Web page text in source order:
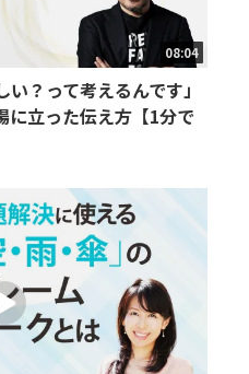
08:04
い？って考えるんです」
に立った伝え方【1分で